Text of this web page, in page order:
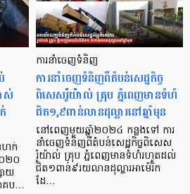
ស់
ហក់
០២០
ោយ
គប…
ការនាំចេញទំនិញ
ការនាំចេញទំនិញពីតំបន់សេដ្ឋកិច្ច
ពិសេសរ៉ូយ៉ាល់ គ្រុប ភ្នំពេញមានទំហំ
ជិត១,៩ពាន់លានដុល្លារនៅឆ្នាំមុន
នៅពេញមួយឆ្នាំ២០២៤ កន្លងទៅ ការ
នាំចេញទំនិញពីតំបន់សេដ្ឋកិច្ចពិសេស
រ៉ូយ៉ាល់ គ្រុប ភ្នំពេញមានទំហំរហូតដល់
ជិត១ពាន់៩រយលានដុល្លារអាម៉េរិក
ដែ…